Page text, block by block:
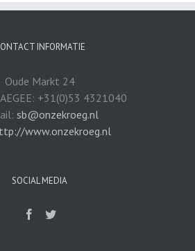
INFORMATIE
Oude Markt 24
+31(0)53 4321040
sb@onzekroeg.nl
www.onzekroeg.nl
SOCIAL MEDIA